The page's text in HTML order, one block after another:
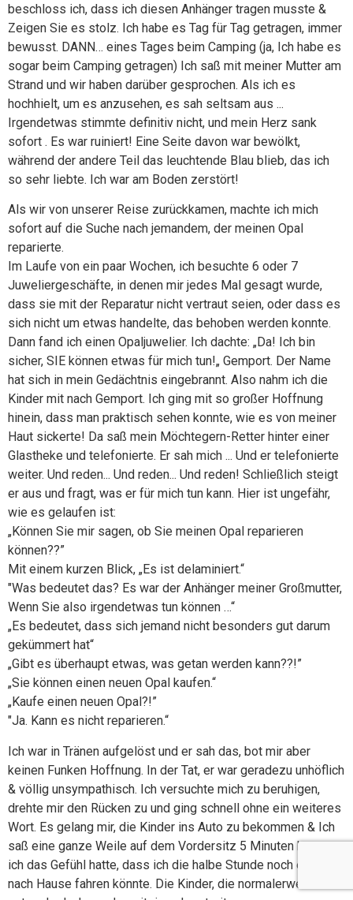
beschloss ich, dass ich diesen Anhänger tragen musste &
Zeigen Sie es stolz. Ich habe es Tag für Tag getragen, immer
bewusst. DANN… eines Tages beim Camping (ja, Ich habe es
sogar beim Camping getragen) Ich saß mit meiner Mutter am
Strand und wir haben darüber gesprochen. Als ich es
hochhielt, um es anzusehen, es sah seltsam aus ...
Irgendetwas stimmte definitiv nicht, und mein Herz sank
sofort . Es war ruiniert! Eine Seite davon war bewölkt,
während der andere Teil das leuchtende Blau blieb, das ich
so sehr liebte. Ich war am Boden zerstört!
Als wir von unserer Reise zurückkamen, machte ich mich
sofort auf die Suche nach jemandem, der meinen Opal
reparierte.
Im Laufe von ein paar Wochen, ich besuchte 6 oder 7
Juweliergeschäfte, in denen mir jedes Mal gesagt wurde,
dass sie mit der Reparatur nicht vertraut seien, oder dass es
sich nicht um etwas handelte, das behoben werden konnte.
Dann fand ich einen Opaljuwelier. Ich dachte: „Da! Ich bin
sicher, SIE können etwas für mich tun!„ Gemport. Der Name
hat sich in mein Gedächtnis eingebrannt. Also nahm ich die
Kinder mit nach Gemport. Ich ging mit so großer Hoffnung
hinein, dass man praktisch sehen konnte, wie es von meiner
Haut sickerte! Da saß mein Möchtegern-Retter hinter einer
Glastheke und telefonierte. Er sah mich ... Und er telefonierte
weiter. Und reden... Und reden... Und reden! Schließlich steigt
er aus und fragt, was er für mich tun kann. Hier ist ungefähr,
wie es gelaufen ist:
„Können Sie mir sagen, ob Sie meinen Opal reparieren
können??”
Mit einem kurzen Blick, „Es ist delaminiert.“
"Was bedeutet das? Es war der Anhänger meiner Großmutter,
Wenn Sie also irgendetwas tun können …“
„Es bedeutet, dass sich jemand nicht besonders gut darum
gekümmert hat“
„Gibt es überhaupt etwas, was getan werden kann??!”
„Sie können einen neuen Opal kaufen.“
„Kaufe einen neuen Opal?!”
"Ja. Kann es nicht reparieren.“
Ich war in Tränen aufgelöst und er sah das, bot mir aber
keinen Funken Hoffnung. In der Tat, er war geradezu unhöflich
& völlig unsympathisch. Ich versuchte mich zu beruhigen,
drehte mir den Rücken zu und ging schnell ohne ein weiteres
Wort. Es gelang mir, die Kinder ins Auto zu bekommen & Ich
saß eine ganze Weile auf dem Vordersitz 5 Minuten bevor
ich das Gefühl hatte, dass ich die halbe Stunde noch einmal
nach Hause fahren könnte. Die Kinder, die normalerweise